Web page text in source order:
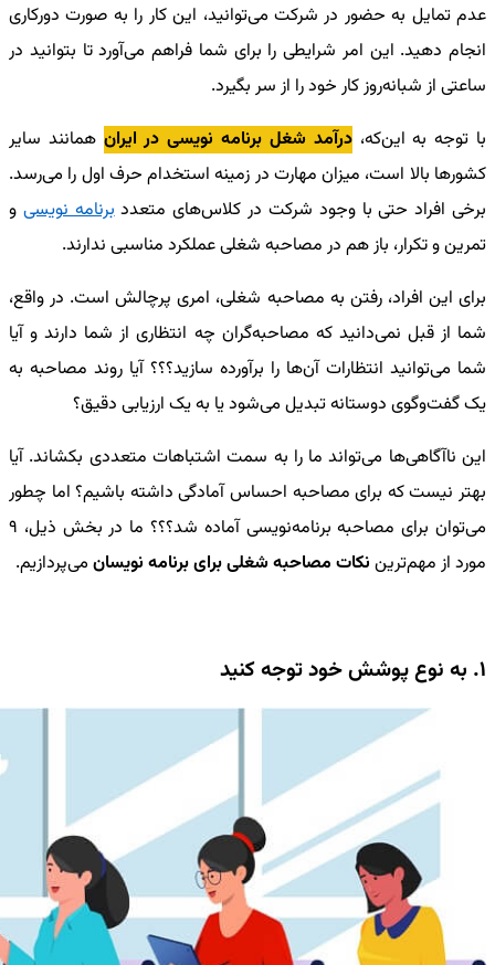
عدم تمایل به حضور در شرکت می‌توانید، این کار را به صورت دورکاری
انجام دهید. این امر شرایطی را برای شما فراهم می‌آورد تا بتوانید در
ساعتی از شبانه‌روز کار خود را از سر بگیرد.
با توجه به این‌که،درآمد شغل برنامه نویسی در ایران همانند سایر
کشورها بالا است، میزان مهارت در زمینه استخدام حرف اول را می‌رسد.
برخی افراد حتی با وجود شرکت در کلاس‌های متعددبرنامه نویسی و
تمرین و تکرار، باز هم در مصاحبه شغلی عملکرد مناسبی ندارند.
برای این افراد، رفتن به مصاحبه شغلی، امری پرچالش است. در واقع،
شما از قبل نمی‌دانید که مصاحبه‌گران چه انتظاری از شما دارند و آیا
شما می‌توانید انتظارات آن‌ها را برآورده سازید؟؟؟ آیا روند مصاحبه به
یک گفت‌وگوی دوستانه تبدیل می‌شود یا به یک ارزیابی دقیق؟
این ناآگاهی‌ها می‌تواند ما را به سمت اشتباهات متعددی بکشاند. آیا
بهتر نیست که برای مصاحبه احساس آمادگی داشته باشیم؟ اما چطور
می‌توان برای مصاحبه برنامه‌نویسی آماده شد؟؟؟ ما در بخش ذیل، 9
مورد از مهم‌ترین نکات مصاحبه شغلی برای برنامه نویسان می‌پردازیم.
1. به نوع پوشش خود توجه کنید